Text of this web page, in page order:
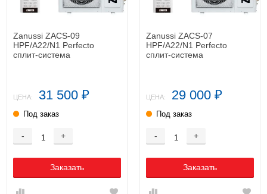
Zanussi ZACS-09
HPF/A22/N1 Perfecto
cплит-система
ЦЕНА: 31 500 ₽
Под заказ
- +
Заказать
Zanussi ZACS-07
HPF/A22/N1 Perfecto
cплит-система
ЦЕНА: 29 000 ₽
Под заказ
- +
Заказать